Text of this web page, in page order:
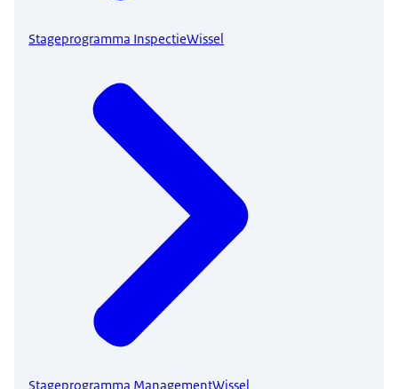
Stageprogramma InspectieWissel